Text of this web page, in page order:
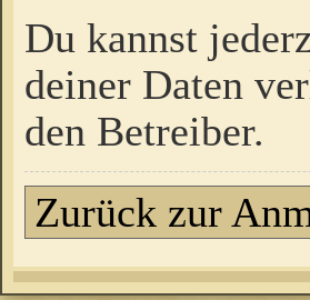
Du kannst
deiner Daten
den Betreiber.
Zurück zur